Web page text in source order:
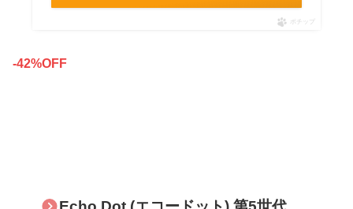
ポチップ
-42%OFF